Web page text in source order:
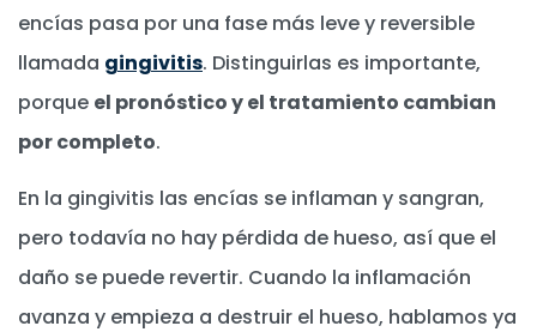
encías pasa por una fase más leve y reversible
llamada gingivitis. Distinguirlas es importante,
porque el pronóstico y el tratamiento cambian
por completo.
En la gingivitis las encías se inflaman y sangran,
pero todavía no hay pérdida de hueso, así que el
daño se puede revertir. Cuando la inflamación
avanza y empieza a destruir el hueso, hablamos ya